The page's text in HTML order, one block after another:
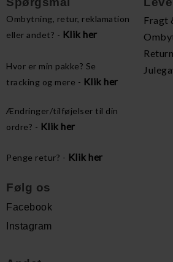
Ombytning, retur, reklamation
eller andet? - Klik her
Hvor er min pakke? Se
tracking og mere - Klik her
Ændringer/tilføjelser til din
ordre? - Klik her
Penge retur? - Klik her
Fragt
Følg os
Facebook
Instagram